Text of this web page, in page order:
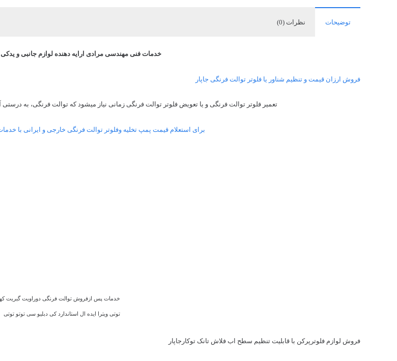
توضیحات نظرات (0)
خدمات فنی مهندسی مرادی ارایه دهنده لوازم جانبی و یدکی
فروش ارزان قیمت و تنظیم شناور یا فلوتر توالت فرنگی جاپار
تعمیر فلوتر توالت فرنگی و یا تعویض فلوتر توالت فرنگی زمانی نیاز میشود که توالت فرنگی، به
برای استعلام قیمت پمپ تخلیه وفلوتر توالت فرنگی خارجی و ایرانی با
خدمات پس ازفروش توالت فرنگی دوراویت گبریت
توتی ویترا ایده ال استاندارد کی دبلیو سی توتو توتی
فروش لوازم فلوترپرکن با قابلیت تنظیم سطح اب فلاش تانک توکارجاپار